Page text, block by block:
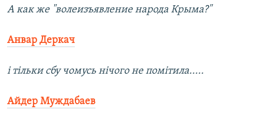
А как же "волеизъявление народа Крыма?"
Анвар Деркач
і тільки сбу чомусь нічого не помітила.....
Айдер Муждабаев